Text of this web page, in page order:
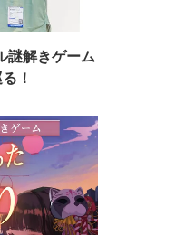
謎解きゲーム
！